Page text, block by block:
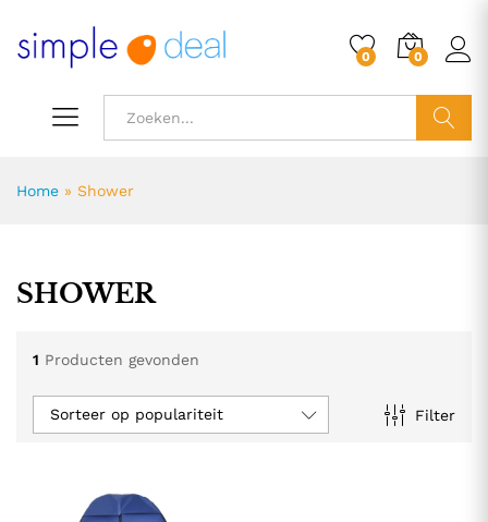
0 0
Home » Shower
SHOWER
1 Producten gevonden
Filter
Sorteer op populariteit